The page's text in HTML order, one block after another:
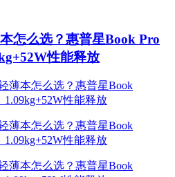
怎么选？惠普星Book Pro
性能释放